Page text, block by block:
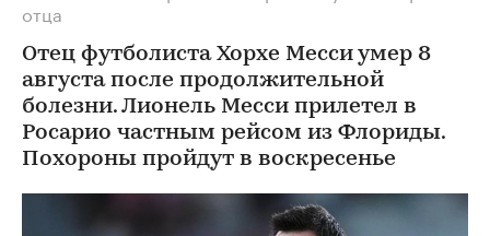
отца
Отец футболиста Хорхе Месси умер 8
августа после продолжительной
болезни. Лионель Месси прилетел в
Росарио частным рейсом из Флориды.
Похороны пройдут в воскресенье